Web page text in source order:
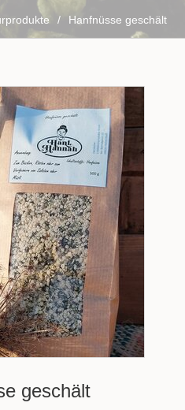
/ Hanfnüsse geschält
geschält